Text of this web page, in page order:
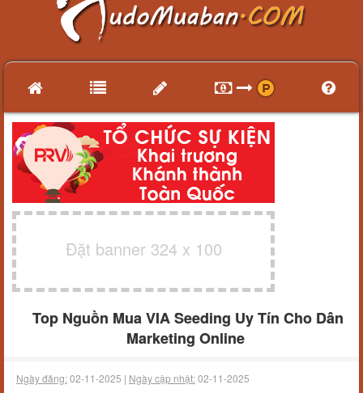
Đặt banner 324 x 100
Top Nguồn Mua VIA Seeding Uy Tín Cho Dân
Marketing Online
Ngày đăng:02-11-2025 | Ngày cập nhật:02-11-2025